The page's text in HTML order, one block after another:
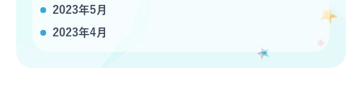
2023年5月
2023年4月